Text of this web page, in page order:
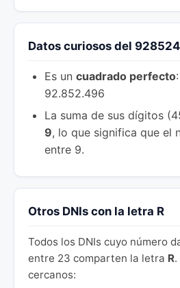
Datos curiosos del
Es un cuadrado perfecto
92.852.496
La suma de sus dígitos
9, lo que significa que el
entre 9.
Otros DNIs con la letra R
Todos los DNIs cuyo número
entre 23 comparten la letra R
cercanos: